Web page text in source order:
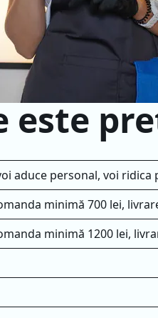
este
aduce personal, voi ridica
minimă 700 lei,
minimă 1200 lei,